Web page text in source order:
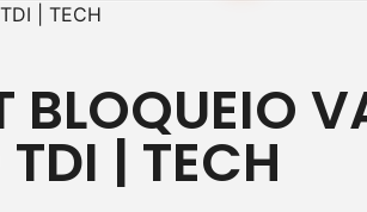
| TECH
BLOQUEIO
TDI | TECH